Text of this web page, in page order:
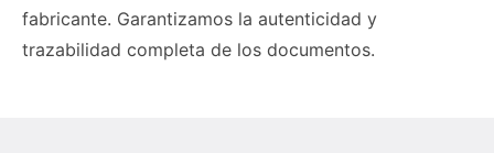
fabricante. Garantizamos la autenticidad y
trazabilidad completa de los documentos.